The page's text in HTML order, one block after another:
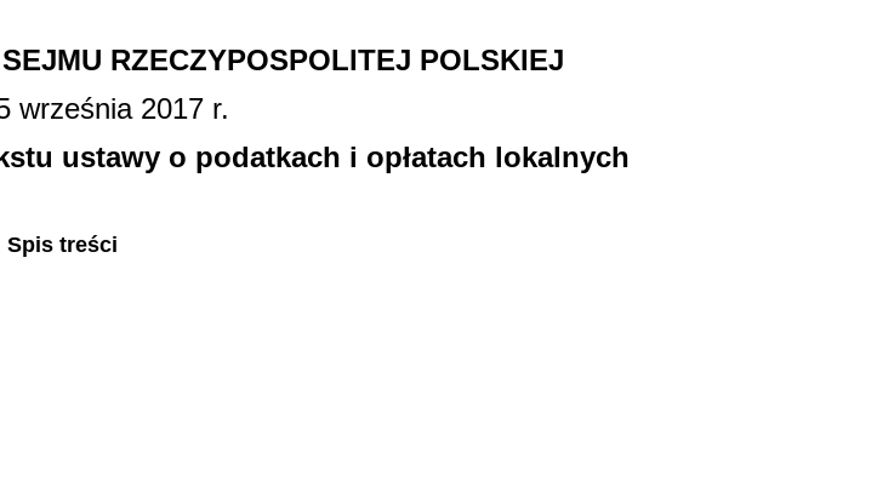
RZECZYPOSPOLITEJ POLSKIEJ
września 2017 r.
ustawy o podatkach i opłatach lokalnych
Spis treści